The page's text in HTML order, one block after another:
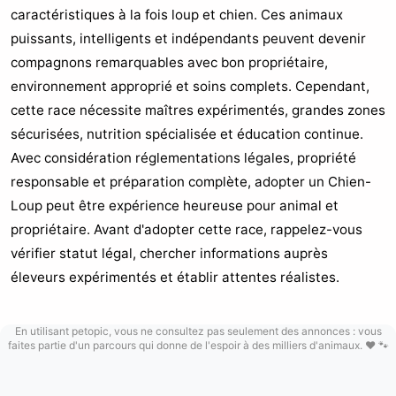
caractéristiques à la fois loup et chien. Ces animaux
puissants, intelligents et indépendants peuvent devenir
compagnons remarquables avec bon propriétaire,
environnement approprié et soins complets. Cependant,
cette race nécessite maîtres expérimentés, grandes zones
sécurisées, nutrition spécialisée et éducation continue.
Avec considération réglementations légales, propriété
responsable et préparation complète, adopter un Chien-
Loup peut être expérience heureuse pour animal et
propriétaire. Avant d'adopter cette race, rappelez-vous
vérifier statut légal, chercher informations auprès
éleveurs expérimentés et établir attentes réalistes.
En utilisant petopic, vous ne consultez pas seulement des annonces : vous
faites partie d'un parcours qui donne de l'espoir à des milliers d'animaux. ❤️ 🐾